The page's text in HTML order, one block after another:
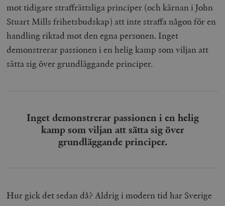
mot tidigare straffrättsliga principer (och kärnan i John
Stuart Mills frihetsbudskap) att inte straffa någon för en
handling riktad mot den egna personen. Inget
demonstrerar passionen i en helig kamp som viljan att
sätta sig över grundläggande principer.
Inget demonstrerar passionen i en helig
kamp som viljan att sätta sig över
grundläggande principer.
Hur gick det sedan då? Aldrig i modern tid har Sverige